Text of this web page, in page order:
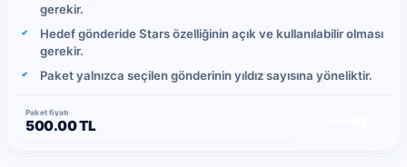
gerekir.
Hedef gönderide Stars özelliğinin açık ve kullanılabilir olması
gerekir.
Paket yalnızca seçilen gönderinin yıldız sayısına yöneliktir.
Paket fiyatı
500.00 TL